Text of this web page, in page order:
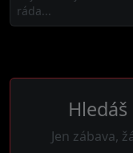
ráda...
Jen zábava,